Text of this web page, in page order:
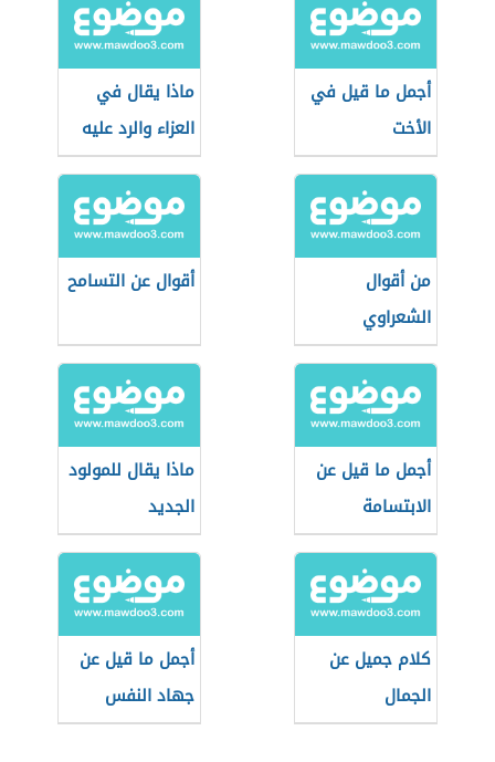
أجمل ما قيل في
الأخت
ماذا يقال في
العزاء والرد عليه
من أقوال
الشعراوي
أقوال عن التسامح
أجمل ما قيل عن
الابتسامة
ماذا يقال للمولود
الجديد
كلام جميل عن
الجمال
أجمل ما قيل عن
جهاد النفس